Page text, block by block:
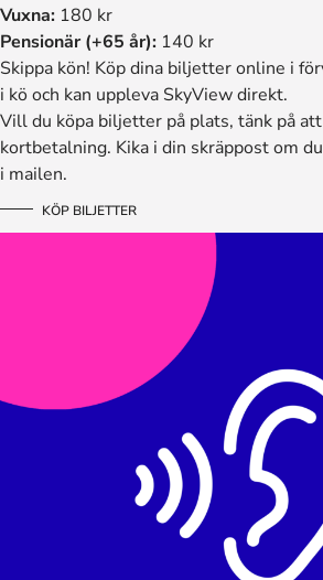
Vuxna: 180 kr
Pensionär (+65 år): 140 kr
Skippa kön! Köp dina biljetter online i
i kö och kan uppleva SkyView direkt.
Vill du köpa biljetter på plats, tänk på att
kortbetalning. Kika i din skräppost om
i mailen.
KÖP BILJETTER